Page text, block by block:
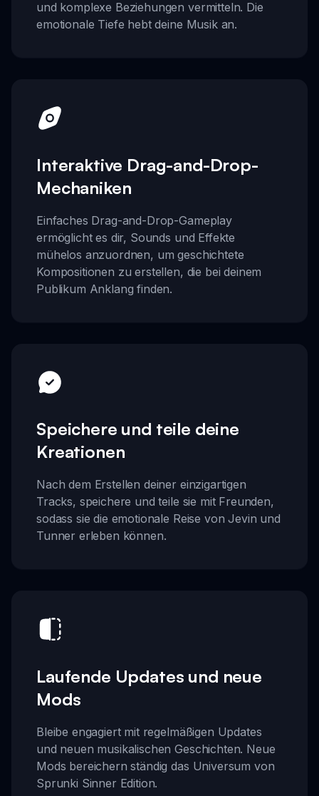
und komplexe Beziehungen vermitteln. Die
emotionale Tiefe hebt deine Musik an.
Interaktive Drag-and-Drop-
Mechaniken
Einfaches Drag-and-Drop-Gameplay
ermöglicht es dir, Sounds und Effekte
mühelos anzuordnen, um geschichtete
Kompositionen zu erstellen, die bei deinem
Publikum Anklang finden.
Speichere und teile deine
Kreationen
Nach dem Erstellen deiner einzigartigen
Tracks, speichere und teile sie mit Freunden,
sodass sie die emotionale Reise von Jevin und
Tunner erleben können.
Laufende Updates und neue
Mods
Bleibe engagiert mit regelmäßigen Updates
und neuen musikalischen Geschichten. Neue
Mods bereichern ständig das Universum von
Sprunki Sinner Edition.